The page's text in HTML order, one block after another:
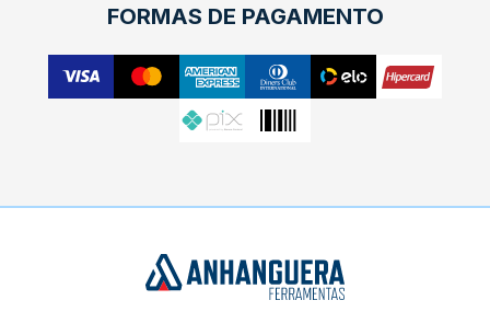
FORMAS DE PAGAMENTO